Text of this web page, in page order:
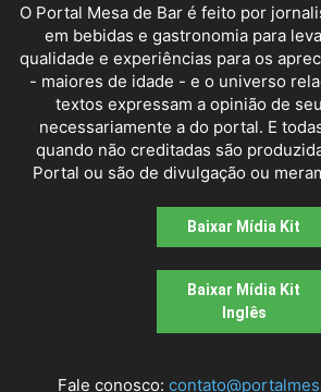
O Portal Mesa de Bar é feito por
em bebidas e gastronomia para
qualidade e experiências para os
- maiores de idade - e o universo
textos expressam a opinião de
necessariamente a do portal. E
quando não creditadas são
Portal ou são de divulgação ou
Baixar Mídia Kit
Baixar Mídia Kit
Inglês
Fale conosco: